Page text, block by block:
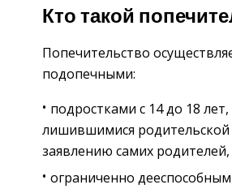
Кто такой
Попечительство
подопечными:
подростками с 14 до 18 лет,
лишившимися родительской
заявлению самих родителей,
ограниченно